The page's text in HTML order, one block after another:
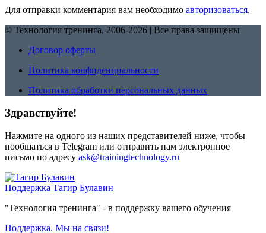
Для отправки комментария вам необходимо авторизоваться.
© Технология тренинга, 2006-2026 | Все права защищены
Договор оферты
Политика конфиденциальности
Политика обработки персональных данных
Здравствуйте!
Нажмите на одного из наших представителей ниже, чтобы
пообщаться в Telegram или отправить нам электронное
письмо по адресу ask@trainingtechnology.ru
Поддержка Тагир Булавин
"Технология тренинга" - в поддержку вашего обучения
Поддержка. Мы на связи!